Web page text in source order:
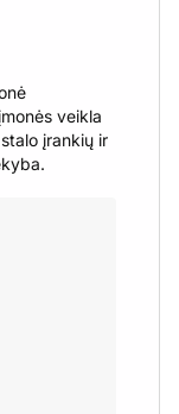
veikla
įrankių ir